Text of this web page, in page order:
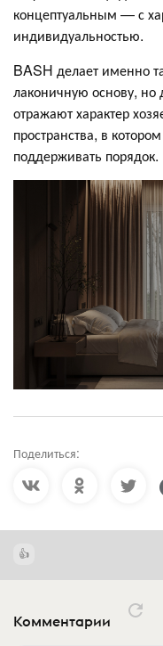
концептуальным — с
индивидуальностью.
BASH делает именно
лаконичную основу, но
отражают характер
пространства, в
поддерживать порядок.
Поделиться:
Комментарии